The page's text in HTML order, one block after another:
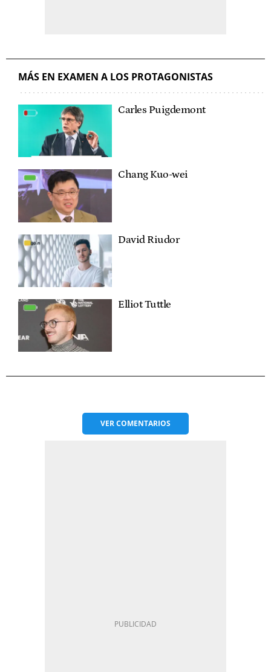
MÁS EN EXAMEN A LOS PROTAGONISTAS
Carles Puigdemont
Chang Kuo-wei
David Riudor
Elliot Tuttle
VERCOMENTARIOS